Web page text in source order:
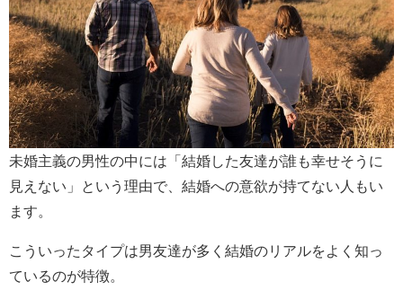
未婚主義の男性の中には「結婚した友達が誰も幸せそうに
見えない」という理由で、結婚への意欲が持てない人もい
ます。
こういったタイプは男友達が多く結婚のリアルをよく知っ
ているのが特徴。